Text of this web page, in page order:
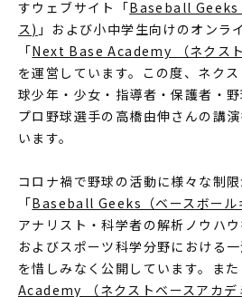
すウェブサイト「Baseball Geeks
ス) 」および小中学生向けのオンラ
「Next Base Academy （ネクスト
を運営しています。この度、ネク
球少年・少女・指導者・保護者・
プロ野球選手の高橋由伸さんの講
います。
コロナ禍で野球の活動に様々な制限
「Baseball Geeks（ベースボール
アナリスト・科学者の解析ノウハ
およびスポーツ科学分野における
を惜しみなく公開しています。また
Academy （ネクストベースアカデ